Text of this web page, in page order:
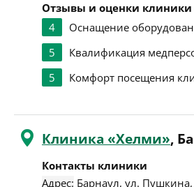
Отзывы и оценки клиники
4
Оснащение
5
Квалификация
5
Комфорт посещения
Клиника «Хелми»,
Контакты клиники
Адрес: Барнаул, ул. Пушкина,